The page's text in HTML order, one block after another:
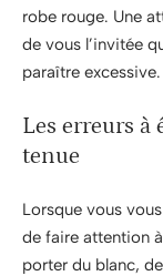
robe rouge. Une
de vous l’invitée
paraître excessive.
Les erreurs à
tenue
Lorsque vous
de faire attention
porter du blanc,